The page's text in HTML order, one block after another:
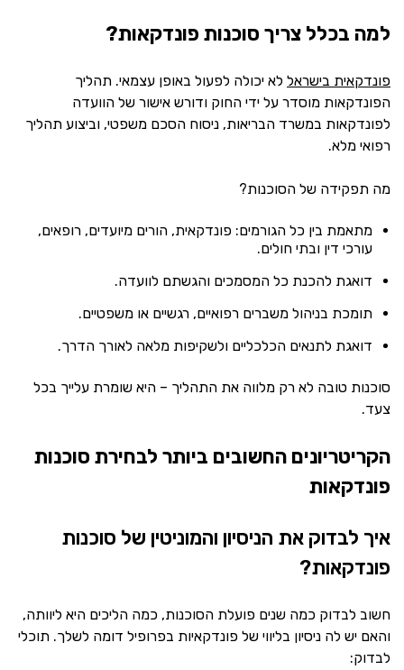
למה בכלל צריך סוכנות פונדקאות?
פונדקאית בישראל לא יכולה לפעול באופן עצמאי. תהליך
הפונדקאות מוסדר על ידי החוק ודורש אישור של הוועדה
לפונדקאות במשרד הבריאות, ניסוח הסכם משפטי, וביצוע תהליך
רפואי מלא.
מה תפקידה של הסוכנות?
מתאמת בין כל הגורמים: פונדקאית, הורים מיועדים, רופאים,
עורכי דין ובתי חולים.
דואגת להכנת כל המסמכים והגשתם לוועדה.
תומכת בניהול משברים רפואיים, רגשיים או משפטיים.
דואגת לתנאים הכלכליים ולשקיפות מלאה לאורך הדרך.
סוכנות טובה לא רק מלווה את התהליך – היא שומרת עלייך בכל
צעד.
הקריטריונים החשובים ביותר לבחירת סוכנות
פונדקאות
איך לבדוק את הניסיון והמוניטין של סוכנות
פונדקאות?
חשוב לבדוק כמה שנים פועלת הסוכנות, כמה הליכים היא ליוותה,
והאם יש לה ניסיון בליווי של פונדקאיות בפרופיל דומה לשלך. תוכלי
לבדוק: